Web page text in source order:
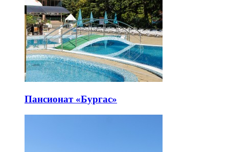
Пансионат «Бургас»